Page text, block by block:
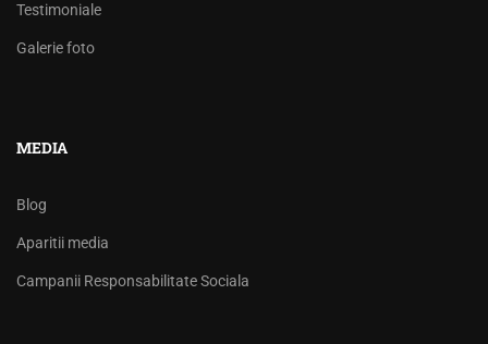
Testimoniale
Galerie foto
MEDIA
Blog
Aparitii media
Campanii Responsabilitate Sociala